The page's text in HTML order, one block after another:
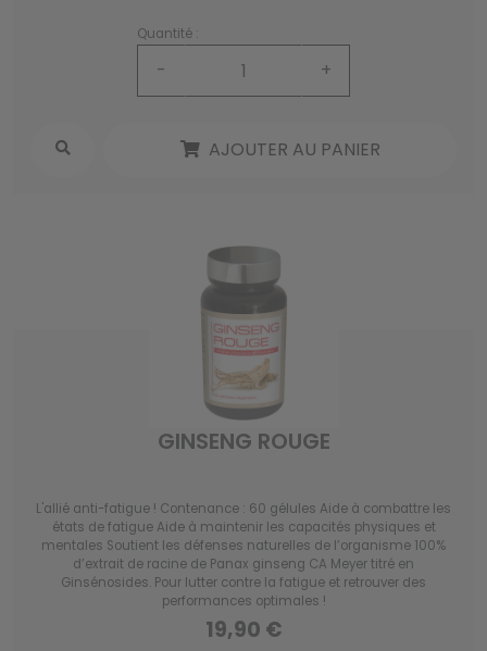
Quantité :
- +
AJOUTER AU PANIER
GINSENG ROUGE
L'allié anti-fatigue ! Contenance : 60 gélules Aide à combattre les
états de fatigue Aide à maintenir les capacités physiques et
mentales Soutient les défenses naturelles de l’organisme 100%
d’extrait de racine de Panax ginseng CA Meyer titré en
Ginsénosides. Pour lutter contre la fatigue et retrouver des
performances optimales !
19,90 €